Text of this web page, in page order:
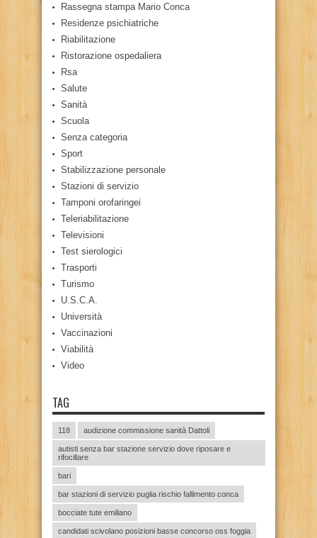
Rassegna stampa Mario Conca
Residenze psichiatriche
Riabilitazione
Ristorazione ospedaliera
Rsa
Salute
Sanità
Scuola
Senza categoria
Sport
Stabilizzazione personale
Stazioni di servizio
Tamponi orofaringei
Teleriabilitazione
Televisioni
Test sierologici
Trasporti
Turismo
U.S.C.A.
Università
Vaccinazioni
Viabilità
Video
TAG
118 audizione commissione sanità Dattoli
autisti senza bar stazione servizio dove riposare e
rifocillare
bari
bar stazioni di servizio puglia rischio fallimento conca
bocciate tute emiliano
candidati scivolano posizioni basse concorso oss foggia